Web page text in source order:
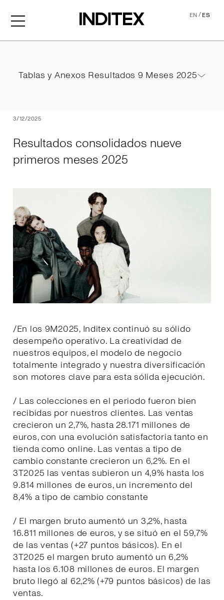
EN/ES
3/12/2025
Resultados consolidados nueve
primeros meses 2025
/En los 9M2025, Inditex continuó su sólido
desempeño operativo. La creatividad de
nuestros equipos, el modelo de negocio
totalmente integrado y nuestra diversificación
son motores clave para esta sólida ejecución.
/ Las colecciones en el periodo fueron bien
recibidas por nuestros clientes. Las ventas
crecieron un 2,7%, hasta 28.171 millones de
euros, con una evolución satisfactoria tanto en
tienda como online. Las ventas a tipo de
cambio constante crecieron un 6,2%. En el
3T2025 las ventas subieron un 4,9% hasta los
9.814 millones de euros, un incremento del
8,4% a tipo de cambio constante
/ El margen bruto aumentó un 3,2%, hasta
16.811 millones de euros, y se situó en el 59,7%
de las ventas (+27 puntos básicos). En el
3T2025 el margen bruto aumentó un 6,2%
hasta los 6.108 millones de euros. El margen
bruto llegó al 62,2% (+79 puntos básicos) de las
ventas.
Tablas y Anexos Resultados 9 Meses 2025